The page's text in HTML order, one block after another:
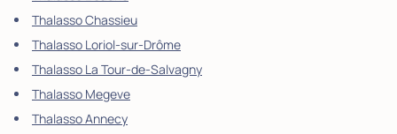
Thalasso Chassieu
Thalasso Loriol-sur-Drôme
Thalasso La Tour-de-Salvagny
Thalasso Megeve
Thalasso Annecy